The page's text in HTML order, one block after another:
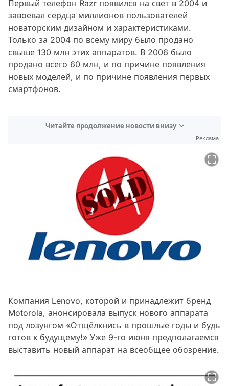
Первый телефон Razr появился на свет в 2004 и
завоевал сердца миллионов пользователей
новаторским дизайном и характеристиками.
Только за 2004 по всему миру было продано
свыше 130 млн этих аппаратов. В 2006 было
продано всего 60 млн, и по причине появления
новых моделей, и по причине появления первых
смартфонов.
Читайте продолжение новости внизу
Реклама
Компания Lenovo, которой и принадлежит бренд
Motorola, анонсировала выпуск нового аппарата
под лозунгом «Отщёлкнись в прошлые годы и будь
готов к будущему!» Уже 9-го июня предполагаемся
выставить новый аппарат на всеобщее обозрение.